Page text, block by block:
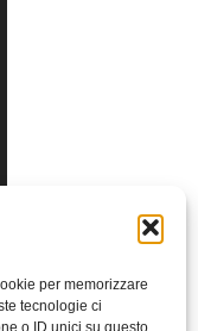
per memorizzare
tecnologie ci
o ID unici su questo